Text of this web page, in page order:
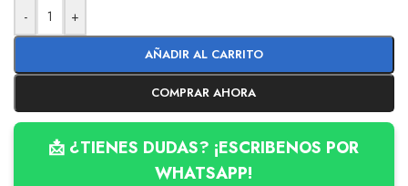
-
+
AÑADIR AL CARRITO
COMPRAR AHORA
📩 ¿TIENES DUDAS? ¡ESCRIBENOS POR
WHATSAPP!